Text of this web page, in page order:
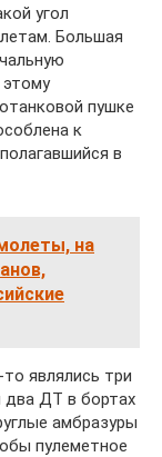
угол
Большая
пушке
к
в
на
являлись три
два ДТ в бортах
амбразуры
пулеметное